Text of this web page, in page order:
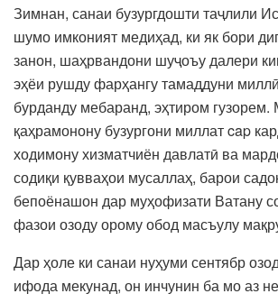
Зимнан, санаи бузургдошти таҷлили
шумо имконият медиҳад, ки як бори
занон, шаҳрвандони шуҷоъу далери
эҳёи рушду фарҳангу тамаддуни
бурданду мебаранд, эҳтиром гузорем.
қаҳрамонону бузургони миллат cap
ходимону хизматчиён давлатӣ ва
содиқи қувваҳои мусаллаҳ, барои
бепоёнашон дар муҳофизати Ватану
фазои озоду орому обод масъулу
Дар ҳоле ки санаи нуҳуми сентябр
ифода мекунад, он инчунин ба мо аз